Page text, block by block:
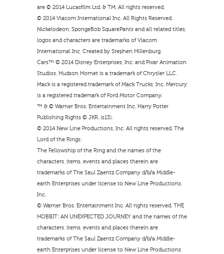
are © 2014 Lucasfilm Ltd. & TM. All rights reserved.
© 2014 Viacom International Inc. All Rights Reserved.
Nickelodeon, SpongeBob SquarePants and all related titles,
logos and characters are trademarks of Viacom
International Inc. Created by Stephen Hillenburg.
Cars™ © 2014 Disney Enterprises, Inc. and Pixar Animation
Studios. Hudson Hornet is a trademark of Chrysler LLC.
Mack is a registered trademark of Mack Trucks, Inc. Mercury
is a registered trademark of Ford Motor Company.
™ & © Warner Bros. Entertainment Inc. Harry Potter
Publishing Rights © JKR. (s13).
© 2014 New Line Productions, Inc. All rights reserved. The
Lord of the Rings:
The Fellowship of the Ring and the names of the
characters, items, events and places therein are
trademarks of The Saul Zaentz Company d/b/a Middle-
earth Enterprises under license to New Line Productions,
Inc.
© Warner Bros. Entertainment Inc. All rights reserved. THE
HOBBIT: AN UNEXPECTED JOURNEY and the names of the
characters, items, events and places therein are
trademarks of The Saul Zaentz Company d/b/a Middle-
earth Enterprises under license to New Line Productions,